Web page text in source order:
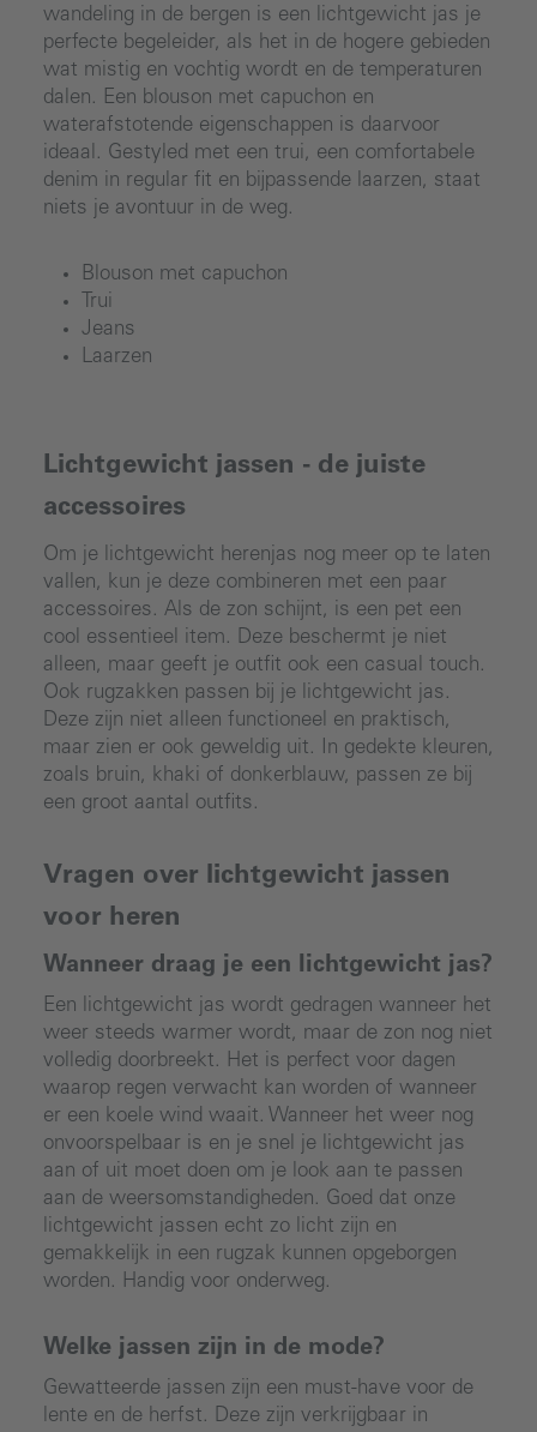
wandeling in de bergen is een lichtgewicht jas je
perfecte begeleider, als het in de hogere gebieden
wat mistig en vochtig wordt en de temperaturen
dalen. Een blouson met capuchon en
waterafstotende eigenschappen is daarvoor
ideaal. Gestyled met een trui, een comfortabele
denim in regular fit en bijpassende laarzen, staat
niets je avontuur in de weg.
Blouson met capuchon
Trui
Jeans
Laarzen
Lichtgewicht jassen - de juiste
accessoires
Om je lichtgewicht herenjas nog meer op te laten
vallen, kun je deze combineren met een paar
accessoires. Als de zon schijnt, is een pet een
cool essentieel item. Deze beschermt je niet
alleen, maar geeft je outfit ook een casual touch.
Ook rugzakken passen bij je lichtgewicht jas.
Deze zijn niet alleen functioneel en praktisch,
maar zien er ook geweldig uit. In gedekte kleuren,
zoals bruin, khaki of donkerblauw, passen ze bij
een groot aantal outfits.
Vragen over lichtgewicht jassen
voor heren
Wanneer draag je een lichtgewicht jas?
Een lichtgewicht jas wordt gedragen wanneer het
weer steeds warmer wordt, maar de zon nog niet
volledig doorbreekt. Het is perfect voor dagen
waarop regen verwacht kan worden of wanneer
er een koele wind waait. Wanneer het weer nog
onvoorspelbaar is en je snel je lichtgewicht jas
aan of uit moet doen om je look aan te passen
aan de weersomstandigheden. Goed dat onze
lichtgewicht jassen echt zo licht zijn en
gemakkelijk in een rugzak kunnen opgeborgen
worden. Handig voor onderweg.
Welke jassen zijn in de mode?
Gewatteerde jassen zijn een must-have voor de
lente en de herfst. Deze zijn verkrijgbaar in